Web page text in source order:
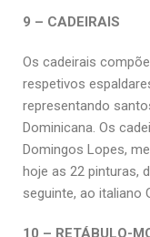
9 – CADEIRAIS
Os cadeirais
respetivos
representando
Dominicana. Os
Domingos Lopes,
hoje as 22 pinturas,
seguinte, ao italiano
10 – RETÁBULO-